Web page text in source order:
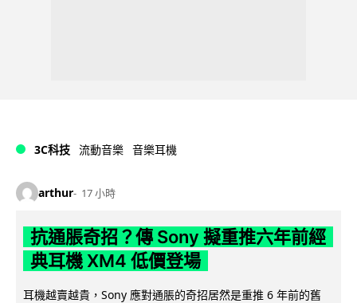
3C科技 流動音樂 音樂耳機
arthur 17 小時
抗通脹奇招？傳 Sony 擬重推六年前經
典耳機 XM4 低價登場
耳機越賣越貴，Sony 應對通脹的奇招居然是重推 6 年前的舊